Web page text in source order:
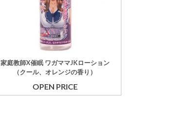
家庭教師X催眠 ワガママJKローション
（クール、オレンジの香り）
OPEN PRICE